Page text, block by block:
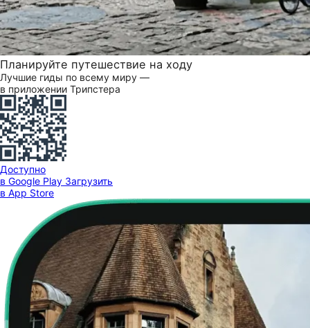
Планируйте путешествие на ходу
Лучшие гиды по всему миру —
в приложении Трипстера
Доступно
в Google Play Загрузить
в App Store